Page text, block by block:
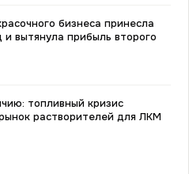
бизнеса принесла
и вытянула прибыль второго
топливный кризис
растворителей для ЛКМ